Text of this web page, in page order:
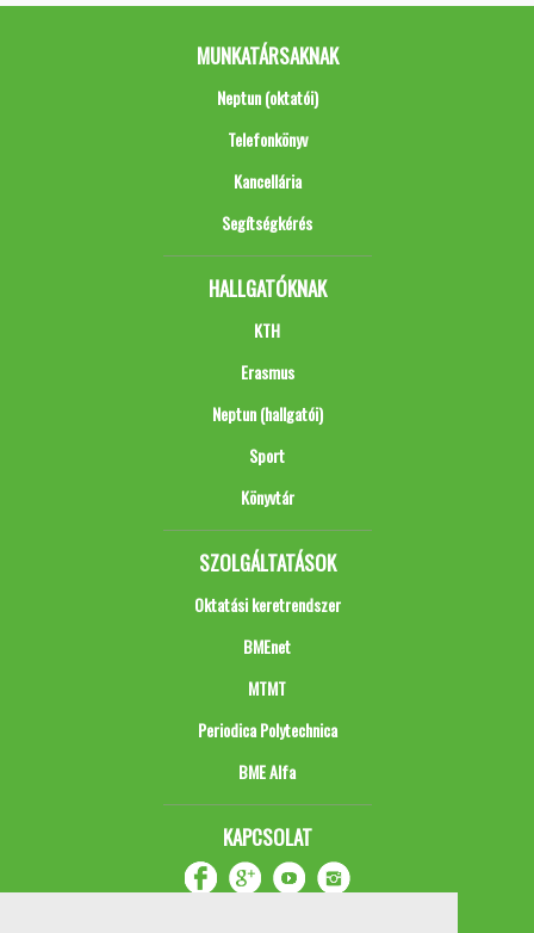
MUNKATÁRSAKNAK
Neptun (oktatói)
Telefonkönyv
Kancellária
Segítségkérés
HALLGATÓKNAK
KTH
Erasmus
Neptun (hallgatói)
Sport
Könyvtár
SZOLGÁLTATÁSOK
Oktatási keretrendszer
BMEnet
MTMT
Periodica Polytechnica
BME Alfa
KAPCSOLAT